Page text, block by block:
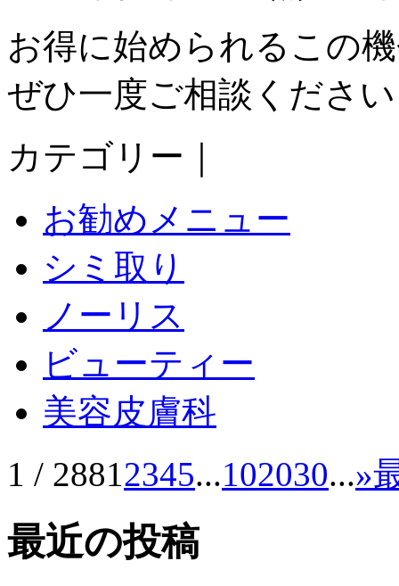
お得に始められるこの
ぜひ一度ご相談くださ
カテゴリー｜
お勧めメニュー
シミ取り
ノーリス
ビューティー
美容皮膚科
1 / 28812345...102030...»
最近の投稿